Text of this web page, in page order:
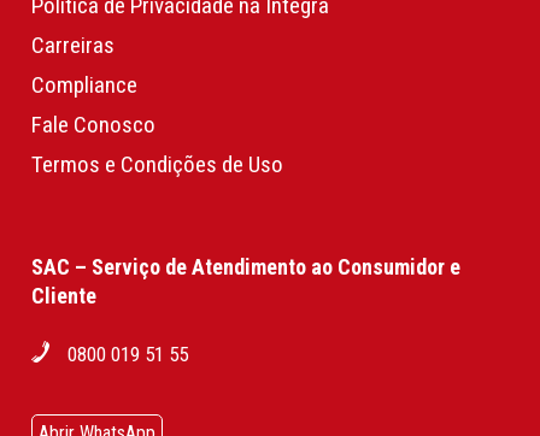
Carreiras
Compliance
Fale Conosco
Termos e Condições de Uso
SAC – Serviço de Atendimento ao Consumidor e
Cliente
0800 019 51 55